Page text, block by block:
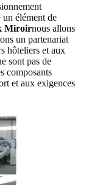
un élément de
Miroirnous allons
un partenariat
hôteliers et aux
sont pas de
composants
et aux exigences